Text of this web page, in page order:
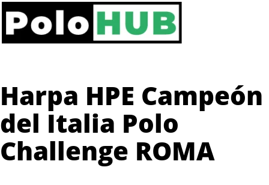
Harpa HPE Campeón
del Italia Polo
Challenge ROMA